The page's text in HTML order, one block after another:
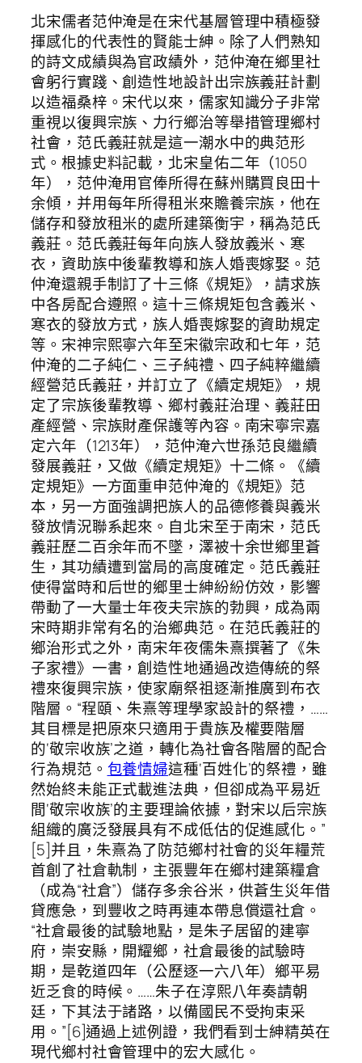
北宋儒者范仲淹是在宋代基層管理中積極發
揮感化的代表性的賢能士紳。除了人們熟知
的詩文成績與為官政績外，范仲淹在鄉里社
會躬行實踐、創造性地設計出宗族義莊計劃
以造福桑梓。宋代以來，儒家知識分子非常
重視以復興宗族、力行鄉治等舉措管理鄉村
社會，范氏義莊就是這一潮水中的典范形
式。根據史料記載，北宋皇佑二年（1050
年），范仲淹用官俸所得在蘇州購買良田十
余傾，并用每年所得租米來贍養宗族，他在
儲存和發放租米的處所建築衡宇，稱為范氏
義莊。范氏義莊每年向族人發放義米、寒
衣，資助族中後輩教導和族人婚喪嫁娶。范
仲淹還親手制訂了十三條《規矩》，請求族
中各房配合遵照。這十三條規矩包含義米、
寒衣的發放方式，族人婚喪嫁娶的資助規定
等。宋神宗熙寧六年至宋徽宗政和七年，范
仲淹的二子純仁、三子純禮、四子純粹繼續
經營范氏義莊，并訂立了《續定規矩》，規
定了宗族後輩教導、鄉村義莊治理、義莊田
產經營、宗族財產保護等內容。南宋寧宗嘉
定六年（1213年），范仲淹六世孫范良繼續
發展義莊，又做《續定規矩》十二條。《續
定規矩》一方面重申范仲淹的《規矩》范
本，另一方面強調把族人的品德修養與義米
發放情況聯系起來。自北宋至于南宋，范氏
義莊歷二百余年而不墜，澤被十余世鄉里蒼
生，其功績遭到當局的高度確定。范氏義莊
使得當時和后世的鄉里士紳紛紛仿效，影響
帶動了一大量士年夜夫宗族的勃興，成為兩
宋時期非常有名的治鄉典范。在范氏義莊的
鄉治形式之外，南宋年夜儒朱熹撰著了《朱
子家禮》一書，創造性地通過改造傳統的祭
禮來復興宗族，使家廟祭祖逐漸推廣到布衣
階層。“程頤、朱熹等理學家設計的祭禮，……
其目標是把原來只適用于貴族及權要階層
的‘敬宗收族’之道，轉化為社會各階層的配合
行為規范。 包養情婦這種‘百姓化’的祭禮，雖
然始終未能正式載進法典，但卻成為平易近
間‘敬宗收族’的主要理論依據，對宋以后宗族
組織的廣泛發展具有不成低估的促進感化。”
[5]并且，朱熹為了防范鄉村社會的災年糧荒
首創了社倉軌制，主張豐年在鄉村建築糧倉
（成為“社倉”）儲存多余谷米，供蒼生災年借
貸應急，到豐收之時再連本帶息償還社倉。
“社倉最後的試驗地點，是朱子居留的建寧
府，崇安縣，開耀鄉，社倉最後的試驗時
期，是乾道四年（公歷逐一六八年）鄉平易
近乏食的時候。……朱子在淳熙八年奏請朝
廷，下其法于諸路，以備國民不受拘束采
用。”[6]通過上述例證，我們看到士紳精英在
現代鄉村社會管理中的宏大感化。